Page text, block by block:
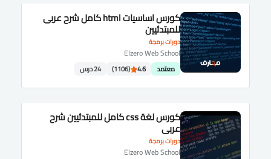
دورات برمجة
كورس اساسيات html كامل شرح عربى
للمبتدئيين
Elzero Web School
معتمد 4.6
(1106) 24 درس
دورات برمجة
كورس لغة css كامل للمبتدئيين شرح
عربى
Elzero Web School